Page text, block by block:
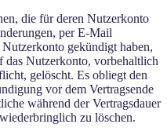
die für deren Nutzerkonto
per E-Mail
gekündigt haben,
Nutzerkonto, vorbehaltlich
gelöscht. Es obliegt den
vor dem Vertragsende
während der Vertragsdauer
zu löschen.